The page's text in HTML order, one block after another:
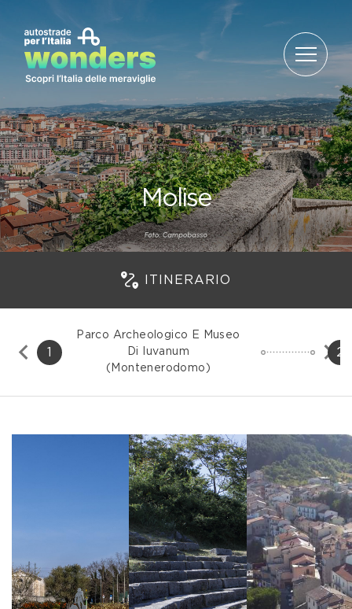
Salta al contenuto
Molise
ITINERARIO
1
Parco Archeologico E Museo
Di Iuvanum
(Montenerodomo)
2